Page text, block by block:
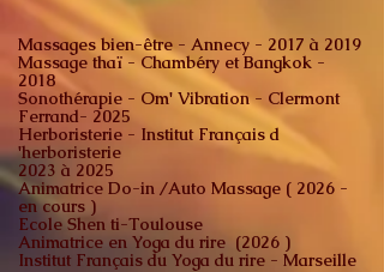
Massages bien-être - Annecy - 2017 à 2019
Massage thaï - Chambéry et Bangkok -
2018
Sonothérapie - Om' Vibration - Clermont
Ferrand- 2025
Herboristerie - Institut Français d
'herboristerie
2023 à 2025
Animatrice Do-in /Auto Massage ( 2026 -
en cours )
Ecole Shen ti-Toulouse
Animatrice en Yoga du rire (2026 )
Institut Français du Yoga du rire - Marseille